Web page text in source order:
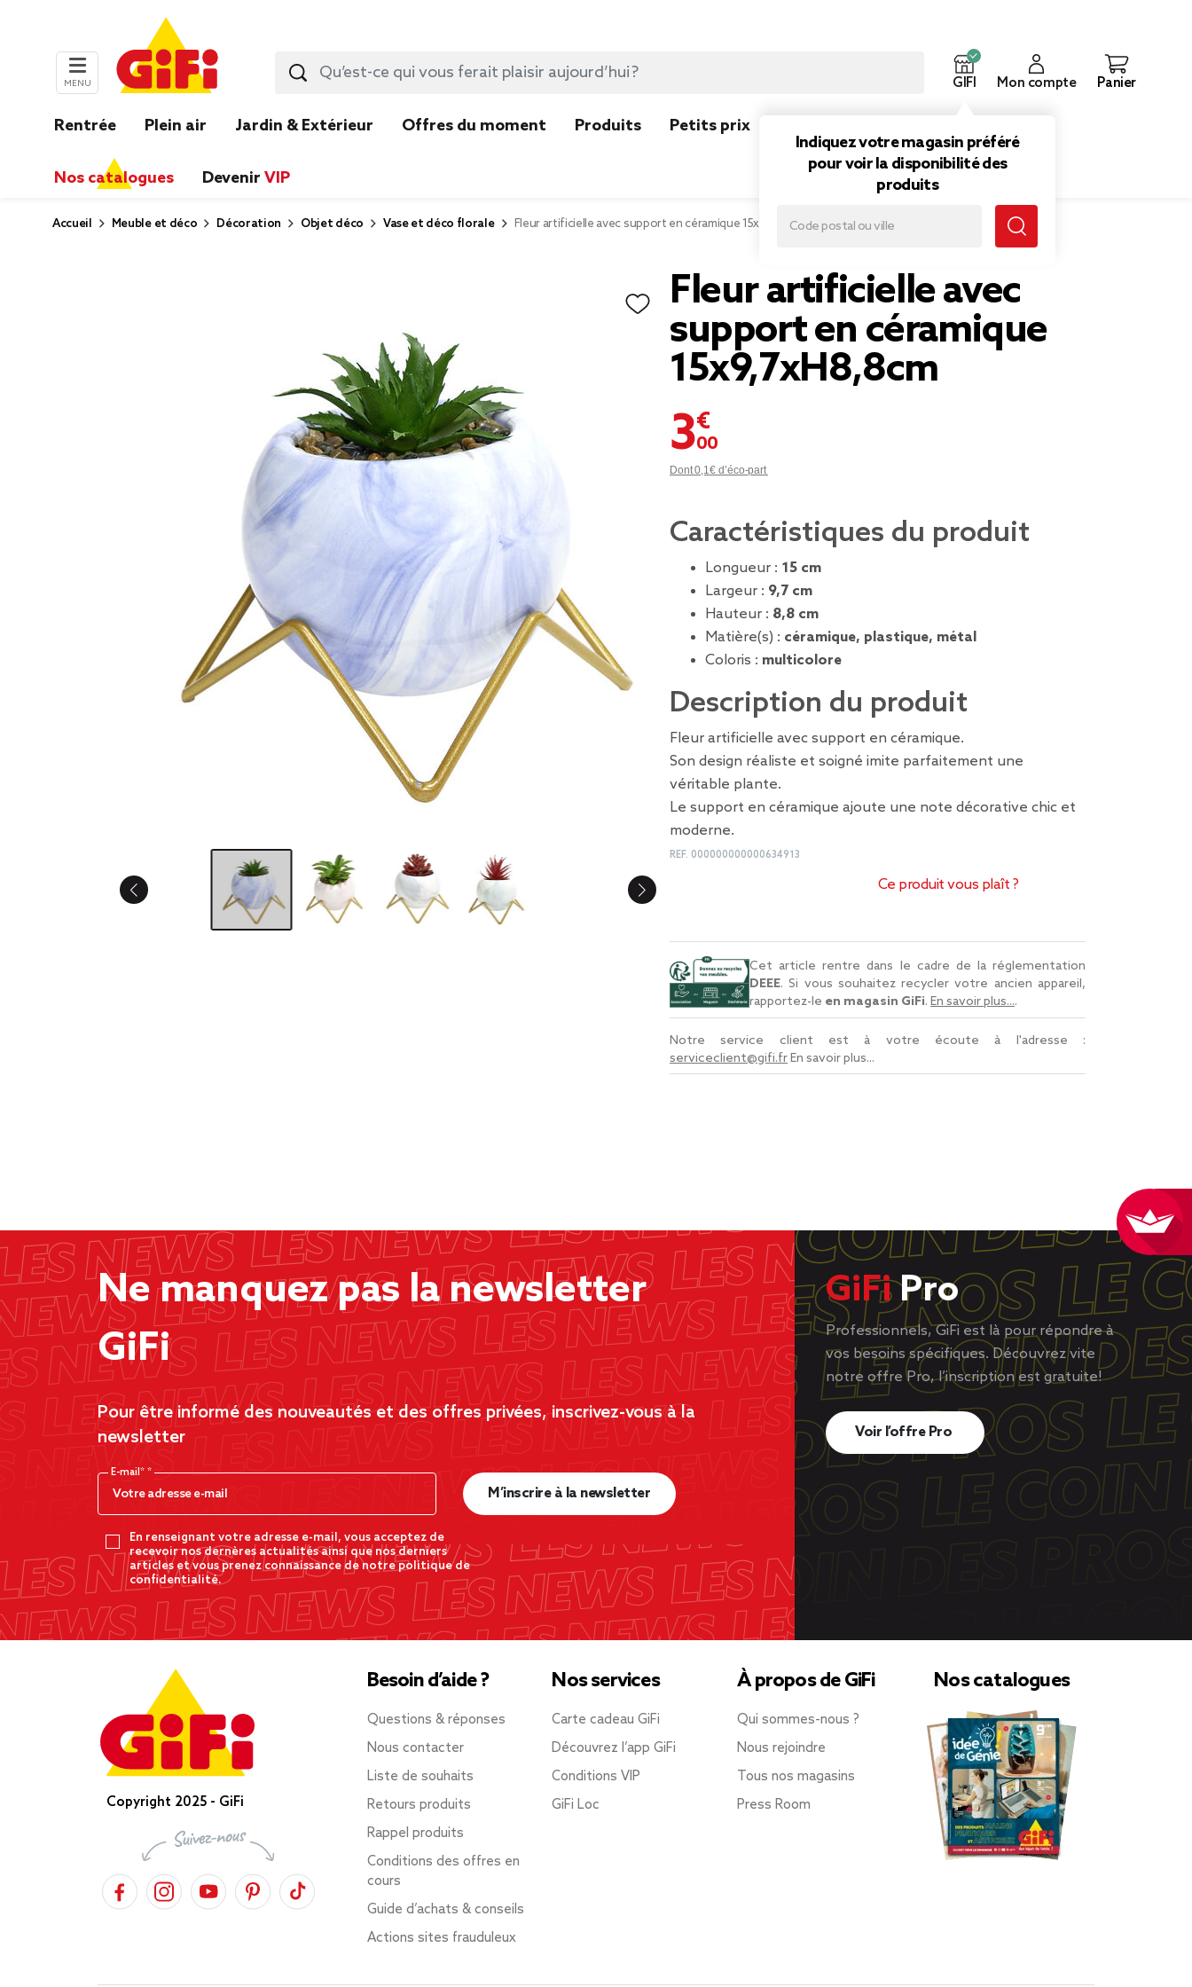
MENU GIFI
Indiquez votre magasin préféré
pour voir la disponibilité des
produits
Mon compte Panier
Rentrée Plein air Jardin & Extérieur Offres du moment Produits Petits prix
Nos catalogues Devenir VIP
Accueil Meuble et déco Décoration Objet déco Vase et déco florale Fleur artificielle avec support en céramique 15x9,7xH8,8cm
Fleur artificielle avec
support en céramique
15x9,7xH8,8cm
3,00 €
Dont 0,1€ d’éco-part
Caractéristiques du produit
Longueur : 15 cm
Largeur : 9,7 cm
Hauteur : 8,8 cm
Matière(s) : céramique, plastique, métal
Coloris : multicolore
Description du produit
Fleur artificielle avec support en céramique.
Son design réaliste et soigné imite parfaitement une
véritable plante.
Le support en céramique ajoute une note décorative chic et
moderne.
REF. 000000000000634913
Ce produit vous plaît ?
Cet article rentre dans le cadre de la réglementation
DEEE. Si vous souhaitez recycler votre ancien appareil,
rapportez-le en magasin GiFi. En savoir plus....
Notre service client est à votre écoute à l'adresse :
serviceclient@gifi.frEn savoir plus...
Ne manquez pas la newsletter
GiFi
Pour être informé des nouveautés et des offres privées, inscrivez-vous à la
newsletter
E-mail*
En renseignant votre adresse e-mail, vous acceptez de
recevoir nos dernères actualités ainsi que nos derniers
articles et vous prenez connaissance de notre politique de
confidentialité.
M’inscrire à la newsletter
GiFiPro
Professionnels, GiFi est là pour répondre à
vos besoins spécifiques. Découvrez vite
notre offre Pro, l’inscription est gratuite!
Voir l’offre Pro
Copyright 2025 - GiFi
Besoin d’aide ?
Questions & réponses
Nous contacter
Liste de souhaits
Retours produits
Rappel produits
Conditions des offres en
cours
Guide d’achats & conseils
Actions sites frauduleux
Nos services
Carte cadeau GiFi
Découvrez l’app GiFi
Conditions VIP
GiFi Loc
À propos de GiFi
Qui sommes-nous ?
Nous rejoindre
Tous nos magasins
Press Room
Nos catalogues